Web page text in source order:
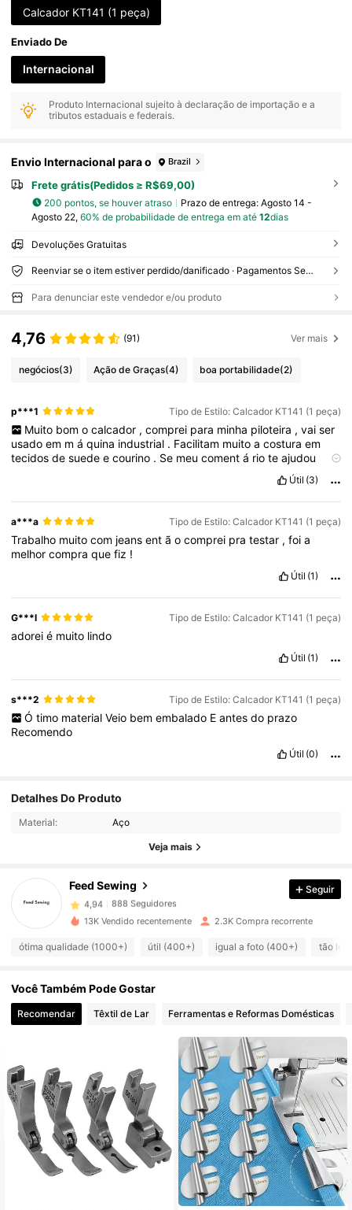
Calcador KT141 (1 peça)
Enviado De
Internacional
Produto Internacional sujeito à declaração de importação e a
tributos estaduais e federais.
Envio Internacional para o Brazil
Frete grátis(Pedidos ≥ R$69,00)
200 pontos, se houver atraso Prazo de entrega: Agosto 14 -
Agosto 22, 60% de probabilidade de entrega em até 12dias
Devoluções Gratuitas
Reenviar se o item estiver perdido/danificado · Pagamentos Seguros · Proteção de privacidade
Para denunciar este vendedor e/ou produto
4,76 (91) Ver mais
negócios(3) Ação de Graças(4) boa portabilidade(2)
p***1 Tipo de Estilo: Calcador KT141 (1 peça)
Muito bom o calcador , comprei para minha piloteira , vai ser
usadoem máquina industrial . Facilitam muitoacosturaem
tecidosdesuedeecourino . Se meucomentá rioteajudou
Útil (3)
a***a Tipo de Estilo: Calcador KT141 (1 peça)
Trabalho muitocom jeansentãocomprei pratestar ,foia
melhorcompraquefiz !
Útil (1)
G***l Tipo de Estilo: Calcador KT141 (1 peça)
adoreié muito lindo
Útil (1)
s***2 Tipo de Estilo: Calcador KT141 (1 peça)
Ó timo material Veio bem embalado E antes do prazo
Recomendo
Útil (0)
Detalhes Do Produto
Material: Aço
Veja mais
Feed Sewing
4,94 888 Seguidores
888 Seguidores
4,94 888 Seguidores
4,94 888 Seguidores
4,94 888 Seguidores
4,94 888 Seguidores
Seguir
13K Vendido recentemente 2.3K Compra recorrente
ótima qualidade (1000+) útil (400+) igual a foto (400+) tão
Você Também Pode Gostar
Recomendar Têxtil de Lar Ferramentas e Reformas Domésticas